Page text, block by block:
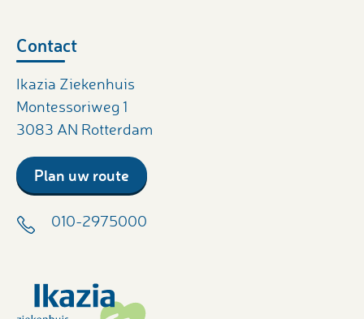
Contact
Ikazia Ziekenhuis
Montessoriweg 1
3083 AN Rotterdam
Plan uw route
010-2975000